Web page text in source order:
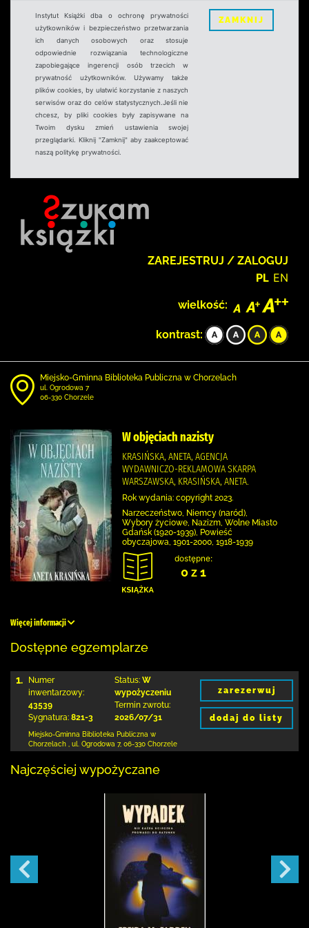
Instytut Książki dba o ochronę prywatności
użytkowników i bezpieczeństwo przetwarzania
ich danych osobowych oraz stosuje
odpowiednie rozwiązania technologiczne
zapobiegające ingerencji osób trzecich w
prywatność użytkowników. Używamy także
plików cookies, by ułatwić korzystanie z naszych
serwisów oraz do celów statystycznych.Jeśli nie
chcesz, by pliki cookies były zapisywane na
Twoim dysku zmień ustawienia swojej
przeglądarki. Kliknij "Zamknij" aby zaakceptować
naszą politykę prywatności.
ZAMKNIJ
ZAREJESTRUJ / ZALOGUJ
PL EN
wielkość:
kontrast:
Miejsko-Gminna Biblioteka Publiczna w Chorzelach
ul. Ogrodowa 7
06-330 Chorzele
W objęciach nazisty
KRASIŃSKA, ANETA, AGENCJA
WYDAWNICZO-REKLAMOWA SKARPA
WARSZAWSKA, KRASIŃSKA, ANETA.
Rok wydania: copyright 2023.
Narzeczeństwo, Niemcy (naród),
Wybory życiowe, Nazizm, Wolne Miasto
Gdańsk (1920-1939), Powieść
obyczajowa, 1901-2000, 1918-1939
dostępne:
0 z 1
Więcej informacji
Dostępne egzemplarze
1.
Numer
inwentarzowy:
43539
Sygnatura: 821-3
Status: W
wypożyczeniu
Termin zwrotu:
2026/07/31
Miejsko-Gminna Biblioteka Publiczna w
Chorzelach
ul. Ogrodowa 7, 06-330 Chorzele
zarezerwuj
dodaj do listy
Najczęściej wypożyczane